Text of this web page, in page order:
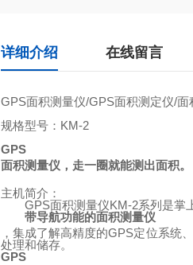
详细介绍 在线留言
GPS面积测量仪/GPS面积测定仪/面
规格型号： KM-2
GPS
面积测量仪，走一圈就能测出面积。
主机简介：
GPS面积测量仪KM-2系列是掌
带导航功能的面积测量仪
，集成了解高精度的GPS定位系统
处理和储存。
GPS